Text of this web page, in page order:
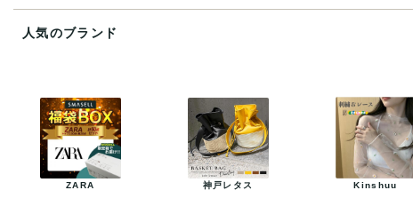
人気のブランド
ZARA 神戸レタス Kinshuu